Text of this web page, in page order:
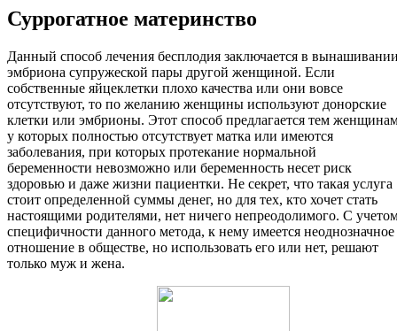
Суррогатное материнство
Данный способ лечения бесплодия заключается в
эмбриона супружеской пары другой женщиной. Если
собственные яйцеклетки плохо качества или они вовсе
отсутствуют, то по желанию женщины используют донорские
клетки или эмбрионы. Этот способ предлагается тем
у которых полностью отсутствует матка или имеются
заболевания, при которых протекание нормальной
беременности невозможно или беременность несет риск
здоровью и даже жизни пациентки. Не секрет, что такая услуга
стоит определенной суммы денег, но для тех, кто хочет стать
настоящими родителями, нет ничего непреодолимого. С
специфичности данного метода, к нему имеется неоднозначное
отношение в обществе, но использовать его или нет, решают
только муж и жена.